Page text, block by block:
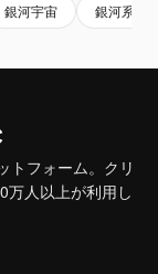
銀河宇宙 銀河系
トフォーム。クリ
万人以上が利用し